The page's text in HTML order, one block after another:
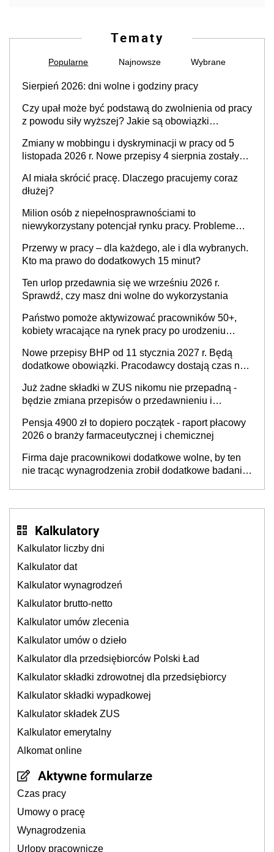
Tematy
Popularne Najnowsze Wybrane
Sierpień 2026: dni wolne i godziny pracy
Czy upał może być podstawą do zwolnienia od pracy
z powodu siły wyższej? Jakie są obowiązki
Zmiany w mobbingu i dyskryminacji w pracy od 5
listopada 2026 r. Nowe przepisy 4 sierpnia zostały
AI miała skrócić pracę. Dlaczego pracujemy coraz
dłużej?
Milion osób z niepełnosprawnościami to
niewykorzystany potencjał rynku pracy. Problemem
refundacji, ale bariery po stronie systemu i
świadomości pracodawców [WYWIAD]
Przerwy w pracy – dla każdego, ale i dla wybranych.
Kto ma prawo do dodatkowych 15 minut?
Ten urlop przedawnia się we wrześniu 2026 r.
Sprawdź, czy masz dni wolne do wykorzystania
Państwo pomoże aktywizować pracowników 50+,
kobiety wracające na rynek pracy po urodzeniu
neuroatypowe. Powstanie Fundusz na rzecz
Inkluzywności w Zatrudnianiu?
Nowe przepisy BHP od 11 stycznia 2027 r. Będą
dodatkowe obowiązki. Pracodawcy dostają czas na
Już żadne składki w ZUS nikomu nie przepadną -
będzie zmiana przepisów o przedawnieniu i
Pensja 4900 zł to dopiero początek - raport płacowy
2026 o branży farmaceutycznej i chemicznej
Firma daje pracownikowi dodatkowe wolne, by ten
nie tracąc wynagrodzenia zrobił dodatkowe badania.
Kalkulatory
Kalkulator liczby dni
Kalkulator dat
Kalkulator wynagrodzeń
Kalkulator brutto-netto
Kalkulator umów zlecenia
Kalkulator umów o dzieło
Kalkulator dla przedsiębiorców Polski Ład
Kalkulator składki zdrowotnej dla przedsiębiorcy
Kalkulator składki wypadkowej
Kalkulator składek ZUS
Kalkulator emerytalny
Alkomat online
Aktywne formularze
Czas pracy
Umowy o pracę
Wynagrodzenia
Urlopy pracownicze